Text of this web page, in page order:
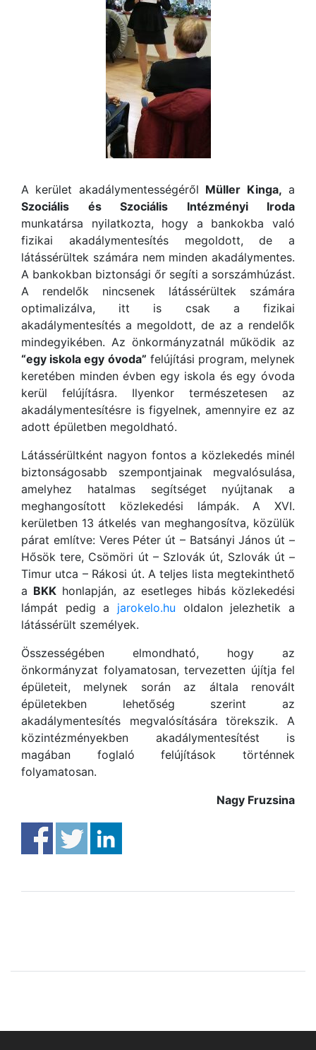
A kerület akadálymentességéről Müller Kinga, a
Szociális és Szociális Intézményi Iroda
munkatársa nyilatkozta, hogy a bankokba való
fizikai akadálymentesítés megoldott, de a
látássérültek számára nem minden akadálymentes.
A bankokban biztonsági őr segíti a sorszámhúzást.
A rendelők nincsenek látássérültek számára
optimalizálva, itt is csak a fizikai
akadálymentesítés a megoldott, de az a rendelők
mindegyikében. Az önkormányzatnál működik az
“egy iskola egy óvoda” felújítási program, melynek
keretében minden évben egy iskola és egy óvoda
kerül felújításra. Ilyenkor természetesen az
akadálymentesítésre is figyelnek, amennyire ez az
adott épületben megoldható.
Látássérültként nagyon fontos a közlekedés minél
biztonságosabb szempontjainak megvalósulása,
amelyhez hatalmas segítséget nyújtanak a
meghangosított közlekedési lámpák. A XVI.
kerületben 13 átkelés van meghangosítva, közülük
párat említve: Veres Péter út – Batsányi János út –
Hősök tere, Csömöri út – Szlovák út, Szlovák út –
Timur utca – Rákosi út. A teljes lista megtekinthető
a BKK honlapján, az esetleges hibás közlekedési
lámpát pedig a jarokelo.hu oldalon jelezhetik a
látássérült személyek.
Összességében elmondható, hogy az
önkormányzat folyamatosan, tervezetten újítja fel
épületeit, melynek során az általa renovált
épületekben lehetőség szerint az
akadálymentesítés megvalósítására törekszik. A
közintézményekben akadálymentesítést is
magában foglaló felújítások történnek
folyamatosan.
Nagy Fruzsina